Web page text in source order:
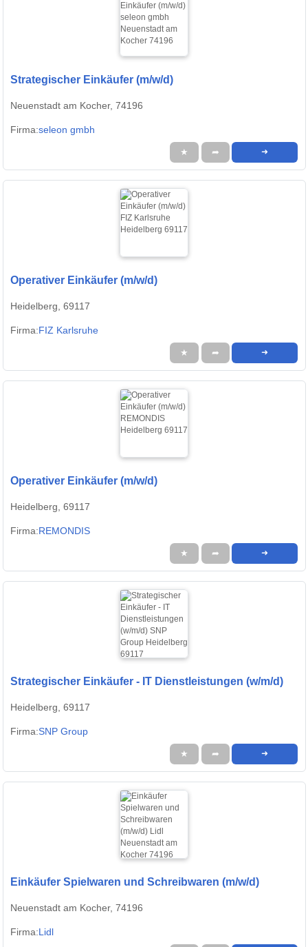
Strategischer Einkäufer (m/w/d)
Neuenstadt am Kocher, 74196
Firma:seleon gmbh
★ ➦ ➜
Operativer Einkäufer (m/w/d)
Heidelberg, 69117
Firma:FIZ Karlsruhe
★ ➦ ➜
Operativer Einkäufer (m/w/d)
Heidelberg, 69117
Firma:REMONDIS
★ ➦ ➜
Strategischer Einkäufer - IT Dienstleistungen (w/m/d)
Heidelberg, 69117
Firma:SNP Group
★ ➦ ➜
Einkäufer Spielwaren und Schreibwaren (m/w/d)
Neuenstadt am Kocher, 74196
Firma:Lidl